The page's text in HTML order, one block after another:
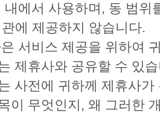
내에서 사용하며, 동 범위
에 제공하지 않습니다.
서비스 제공을 위하여
제휴사와 공유할 수 있
사전에 귀하께 제휴사
이 무엇인지, 왜 그러한